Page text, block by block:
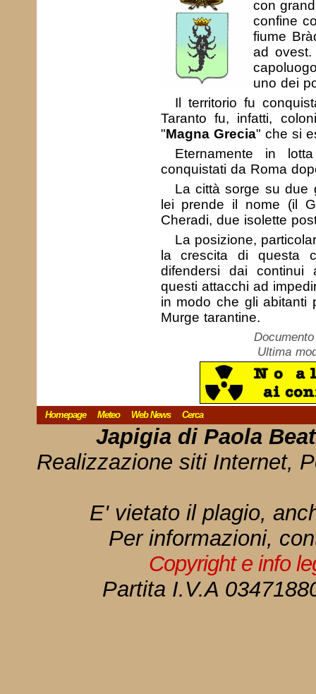
con
confine
fiume
ad
uno dei
Il territorio fu
Taranto fu, infatti,
"Magna Grecia" che si
Eternamente in
conquistati da Roma
La città sorge su due
lei prende il nome (il
Cheradi, due isolette
La posizione,
la crescita di questa
difendersi dai continui
questi attacchi ad
in modo che gli abitanti
Murge tarantine.
Ultima
Homepage Meteo Web News Cerca
Japigia di Paola
Realizzazione siti Internet,
E' vietato il plagio,
Per informazioni,
Copyright e info
Partita I.V.A